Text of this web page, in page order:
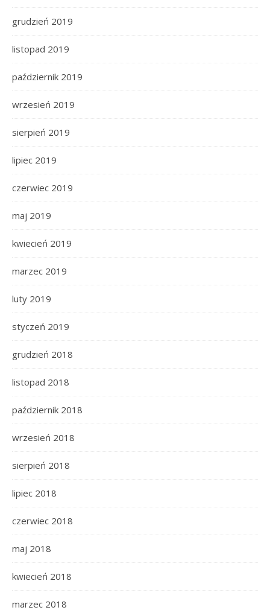
grudzień 2019
listopad 2019
październik 2019
wrzesień 2019
sierpień 2019
lipiec 2019
czerwiec 2019
maj 2019
kwiecień 2019
marzec 2019
luty 2019
styczeń 2019
grudzień 2018
listopad 2018
październik 2018
wrzesień 2018
sierpień 2018
lipiec 2018
czerwiec 2018
maj 2018
kwiecień 2018
marzec 2018